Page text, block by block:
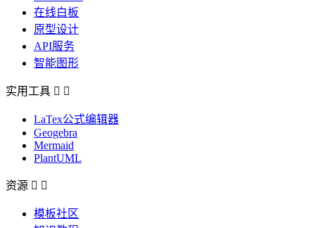
在线白板
原型设计
API服务
智能图形
实用工具  
LaTex公式编辑器
Geogebra
Mermaid
PlantUML
资源  
模板社区